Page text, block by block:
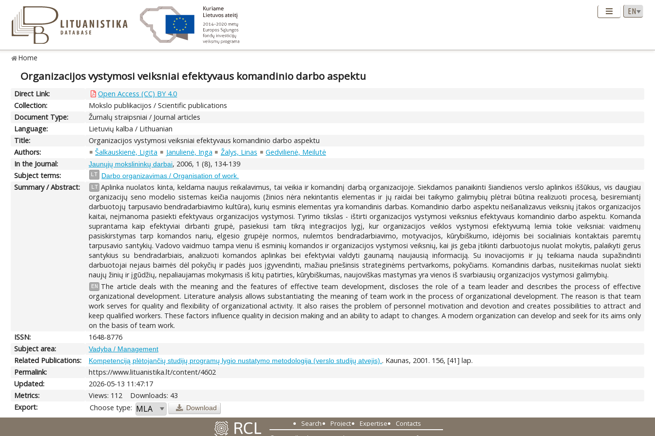
Home
Organizacijos vystymosi veiksniai efektyvaus komandinio darbo aspektu
Direct Link:
Open Access (CC) BY 4.0
Collection:
Mokslo publikacijos / Scientific publications
Document Type:
Žurnalų straipsniai / Journal articles
Language:
Lietuvių kalba / Lithuanian
Title:
Organizacijos vystymosi veiksniai efektyvaus komandinio darbo aspektu
Authors:
Šalkauskienė, Ligita Janulienė, Inga Žalys, Linas
Gedvilienė, Meilutė
In the Journal:
Jaunųjų mokslininkų darbai, 2006, 1 (8), 134-139
Subject terms:
LT Darbo organizavimas / Organisation of work.
Summary / Abstract: LT Aplinka nuolatos kinta, keldama naujus reikalavimus, tai veikia ir komandinį darbą organizacijoje. Siekdamos panaikinti šiandienos verslo aplinkos iššūkius, vis daugiau
organizacijų seno modelio sistemas keičia naujomis (žinios nėra nekintantis elementas ir jų raidai bei taikymo galimybių plėtrai būtina realizuoti procesą, besiremiantį
darbuotojų tarpusavio bendradarbiavimo kultūra), kurių esminis elementas yra komandinis darbas. Komandinio darbo aspektu neišanalizavus veiksnių įtakos organizacijos
kaitai, neįmanoma pasiekti efektyvaus organizacijos vystymosi. Tyrimo tikslas - ištirti organizacijos vystymosi veiksnius efektyvaus komandinio darbo aspektu. Komanda
suprantama kaip efektyviai dirbanti grupė, pasiekusi tam tikrą integracijos lygį, kur organizacijos veiklos vystymosi efektyvumą lemia tokie veiksniai: vaidmenų
pasiskirstymas tarp komandos narių, elgesio grupėje normos, nulemtos bendradarbiavimo, motyvacijos, kūrybiškumo, idėjomis bei socialiniais kontaktais paremtų
tarpusavio santykių. Vadovo vaidmuo tampa vienu iš esminių komandos ir organizacijos vystymosi veiksnių, kai jis geba įtikinti darbuotojus nuolat mokytis, palaikyti gerus
santykius su bendradarbiais, analizuoti komandos aplinkas bei efektyviai valdyti gaunamą naujausią informaciją. Su inovacijomis ir jų teikiama nauda supažindinti
darbuotojai nejaus baimės dėl pokyčių ir padės juos įgyvendinti, mažiau priešinsis strateginėms pertvarkoms, pokyčiams. Komandinis darbas, nusiteikimas nuolat siekti
naujų žinių ir įgūdžių, nepaliaujamas mokymasis iš kitų patirties, kūrybiškumas, naujoviškas mastymas yra vienos iš svarbiausių organizacijos vystymosi galimybių.
EN
The article deals with the meaning and the features of effective team development, discloses the role of a team leader and describes the process of effective
organizational development. Literature analysis allows substantiating the meaning of team work in the process of organizational development. The reason is that team
work serves for quality and flexibility of organizational activity. It also raises the problem of personnel motivation and devotion and creates possibilities to attract and
keep qualified workers. These factors influence quality in decision making and an ability to adapt to changes. A modern organization can develop and seek for its aims only
on the basis of team work.
ISSN:
1648-8776
Subject area:
Vadyba / Management
Related Publications: Kompetenciją plėtojančių studijų programų lygio nustatymo metodologija (verslo studijų atvejis). . Kaunas, 2001. 156, [41] lap.
Permalink:
https://www.lituanistika.lt/content/4602
Updated:
2026-05-13 11:47:17
Metrics:
Views: 112
Downloads: 43
Export:
Choose type: Download
Search Project Expertise
Contacts